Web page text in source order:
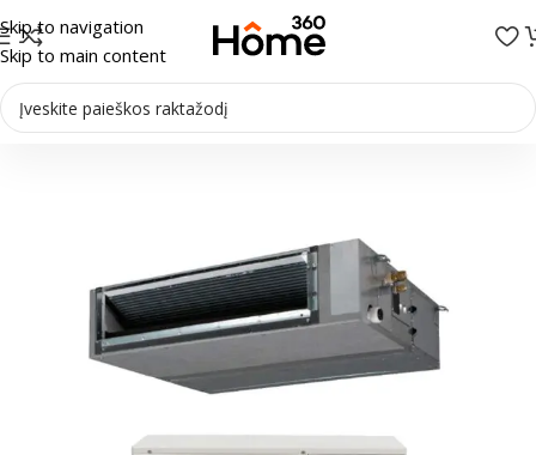
Skip to navigation
Skip to main content
Pradžia/Oro kondicionieriai/Ortakiniai kondicionieriai